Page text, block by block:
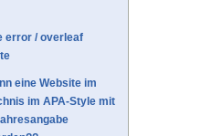
error / overleaf
eine Website im
im APA-Style mit